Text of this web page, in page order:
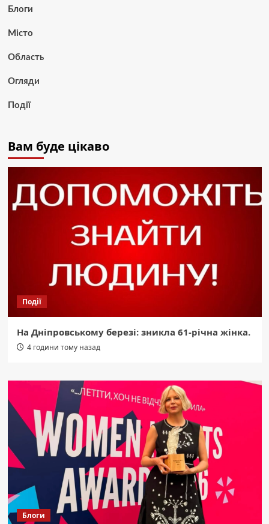
Блоги
Місто
Область
Огляди
Події
Вам буде цікаво
Події
На Дніпровському березі: зникла 61-річна жінка.
4 години тому назад
Блоги